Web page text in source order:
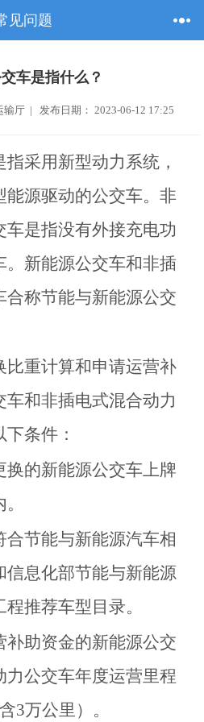
见问题
车是指什么？
输厅 | 发布日期： 2023-06-12 17:25
采用新型动力系统，
能源驱动的公交车。非
是指没有外接充电功
。新能源公交车和非插
合称节能与新能源公交
比重计算和申请运营补
和非插电式混合动力
以下条件：
换的新能源公交车上牌
内。
合节能与新能源汽车相
信息化部节能与新能源
程推荐车型目录。
补助资金的新能源公交
力公交车年度运营里程
3万公里）。